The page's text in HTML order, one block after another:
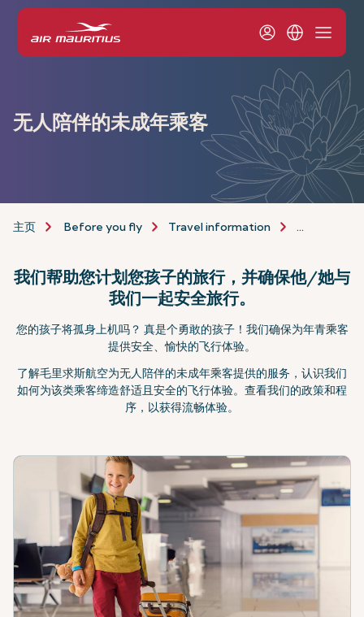
无人陪伴的未成年乘客
主页 Before you fly Travel information
我们帮助您计划您孩子的旅行，并确保他/她与
我们一起安全旅行。
您的孩子将孤身上机吗？ 真是个勇敢的孩子！我们确保为年青乘客
提供安全、愉快的飞行体验。
了解毛里求斯航空为无人陪伴的未成年乘客提供的服务，认识我们
如何为该类乘客缔造舒适且安全的飞行体验。查看我们的政策和程
序，以获得流畅体验。